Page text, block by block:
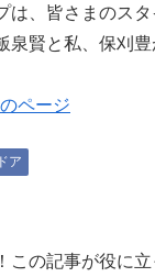
は、皆さまのス
泉賢と私、保刈
ページ
ア
この記事が役に立